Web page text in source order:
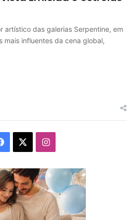
artístico das galerias Serpentine, em
mais influentes da cena global,
Facebook Instagram